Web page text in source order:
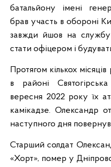
батальйону імені
брав участь в обороні
завжди йшов на службу
стати офіцером і
Протягом кількох
в районі
вересня 2022 року їх
камікадзе. Олександр
наступного дня
Старший солдат
«Хорт», помер у